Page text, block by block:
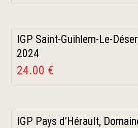
IGP Saint-Guihlem-Le-
2024
24.00 €
IGP Pays d’Hérault,